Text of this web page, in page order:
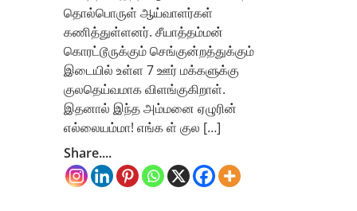
தொல்பொருள் ஆய்வாளர்கள்
கணித்துள்ளனர். சீயாத்தம்மன்
கொரட்டூருக்கும் செங்குன்றத்துக்கும்
இடையில் உள்ள 7 ஊர் மக்களுக்கு
குலதெய்வமாக விளங்குகிறாள்.
இதனால் இந்த அம்மனை ஏழுரின்
எல்லையம்மா! எங்க ள் குல […]
Share....